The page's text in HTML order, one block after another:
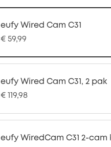
eufy Wired Cam C31
€ 59,99
eufy Wired Cam C31, 2 pak
€ 119,98
eufy WiredCam C31 2-cam